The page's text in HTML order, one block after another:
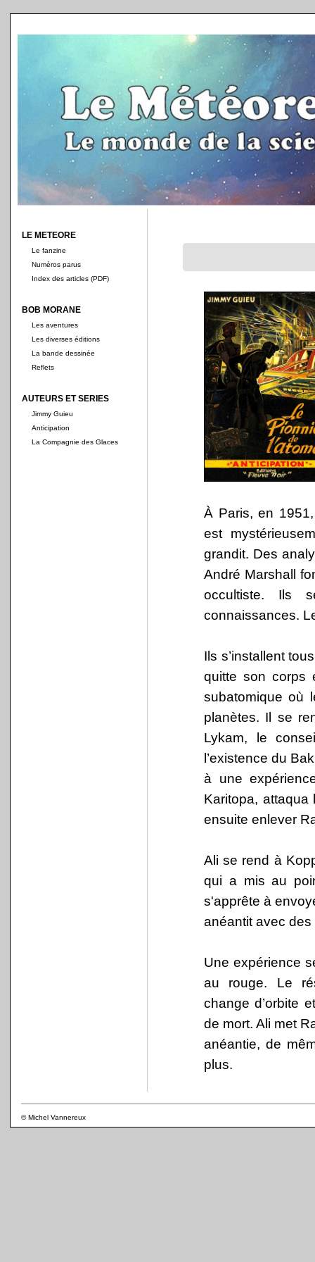
LE METEORE
Le fanzine
Numéros parus
Index des articles (PDF)
BOB MORANE
Les aventures
Les diverses éditions
La bande dessinée
Reflets
AUTEURS ET SERIES
Jimmy Guieu
Anticipation
La Compagnie des Glaces
À Paris, en
est
grandit. Des
André Marshall
occultiste. Ils
connaissances.
Ils s’installent
quitte son corps
subatomique où
planètes. Il se
Lykam, le
l’existence du
à une
Karitopa,
ensuite enlever
Ali se rend à
qui a mis au
s'apprête à
anéantit avec
Une expérience
au rouge. Le
change d’orbite
de mort. Ali met
anéantie, de
plus.
© Michel Vannereux